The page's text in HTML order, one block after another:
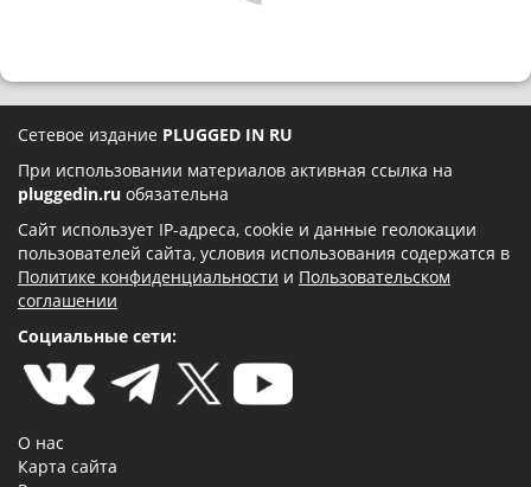
Сетевое издание PLUGGED IN RU
При использовании материалов активная ссылка на
pluggedin.ru обязательна
Сайт использует IP-адреса, cookie и данные геолокации
пользователей сайта, условия использования содержатся в
Политике конфиденциальности и Пользовательском
соглашении
Социальные сети:
О нас
Карта сайта